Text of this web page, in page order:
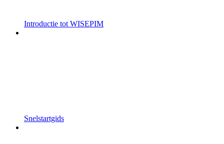
Introductie tot WISEPIM
Snelstartgids